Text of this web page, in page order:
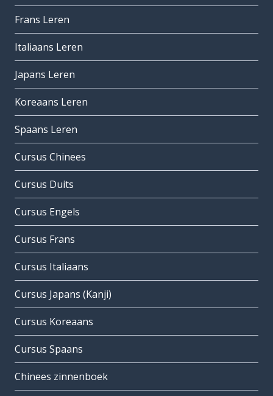
Frans Leren
Italiaans Leren
Japans Leren
Koreaans Leren
Spaans Leren
Cursus Chinees
Cursus Duits
Cursus Engels
Cursus Frans
Cursus Italiaans
Cursus Japans (Kanji)
Cursus Koreaans
Cursus Spaans
Chinees zinnenboek